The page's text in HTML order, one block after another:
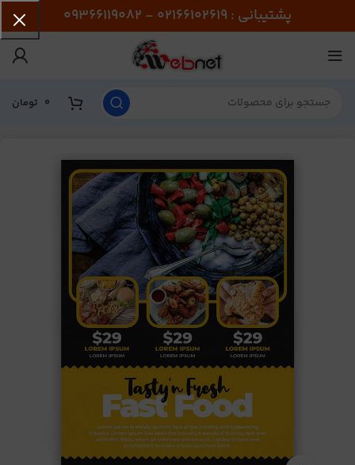
پشتیبانی : 02166102619 - 09366119082
0 تومان